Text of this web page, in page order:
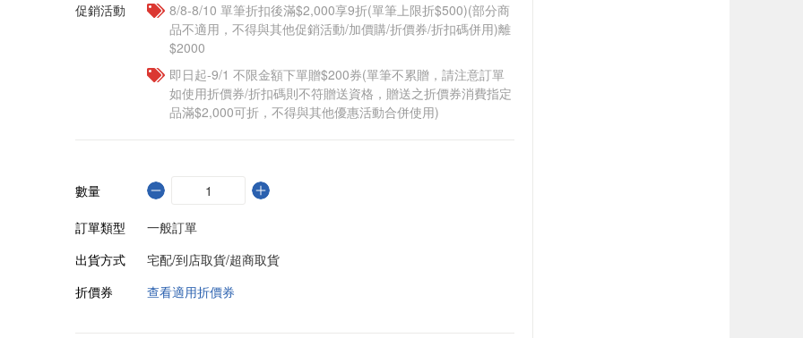
促銷活動
8/8-8/10 單筆折扣後滿$2,000享9折(單筆上限折$500)(部分商
品不適用，不得與其他促銷活動/加價購/折價券/折扣碼併用)離
$2000
即日起-9/1 不限金額下單贈$200券(單筆不累贈，請注意訂單
如使用折價券/折扣碼則不符贈送資格，贈送之折價券消費指定
品滿$2,000可折，不得與其他優惠活動合併使用)
數量
訂單類型
一般訂單
出貨方式
宅配/到店取貨/超商取貨
折價券
查看適用折價券